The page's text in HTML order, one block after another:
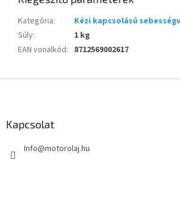
Kategória:
Kézi kapcsolású
Súly:
1 kg
EAN vonalkód: 8712569002617
Kapcsolat
Info@motorolaj.hu